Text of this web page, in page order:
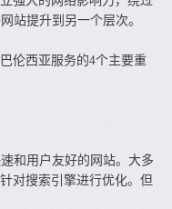
站提升到另一个层次。
伦西亚服务的4个主要重
和用户友好的网站。大多
对搜索引擎进行优化。但